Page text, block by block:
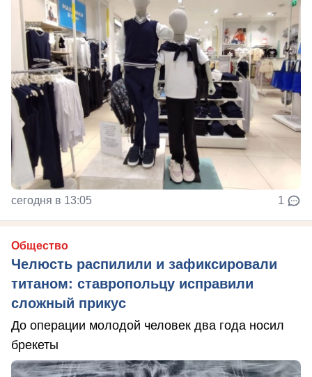
сегодня в 13:05 1
Общество
Челюсть распилили и зафиксировали
титаном: ставропольцу исправили
сложный прикус
До операции молодой человек два года носил
брекеты